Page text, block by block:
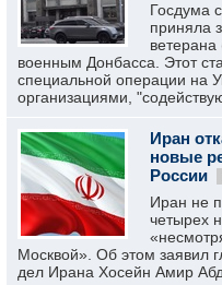
Госдума
приняла
военным Донбасса. Этот
специальной операции на
организациями,
Иран
новые
России
Иран не
четырех
Москвой». Об этом заявил
дел Ирана Хосейн Амир